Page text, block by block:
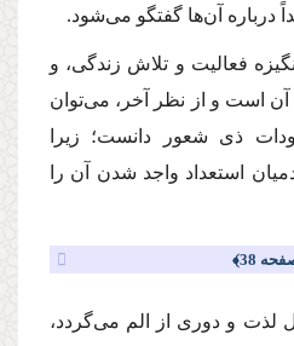
درباره آن‌ها گفتگو مى‌شود.
فعالیت و تلاش زندگى، و
آن است و از نظر آخر، مى‌توان
ذى شعور دانست؛ زیرا
استعداد واجد شدن آن را
38﴾
و دورى از الم مى‌گردد،